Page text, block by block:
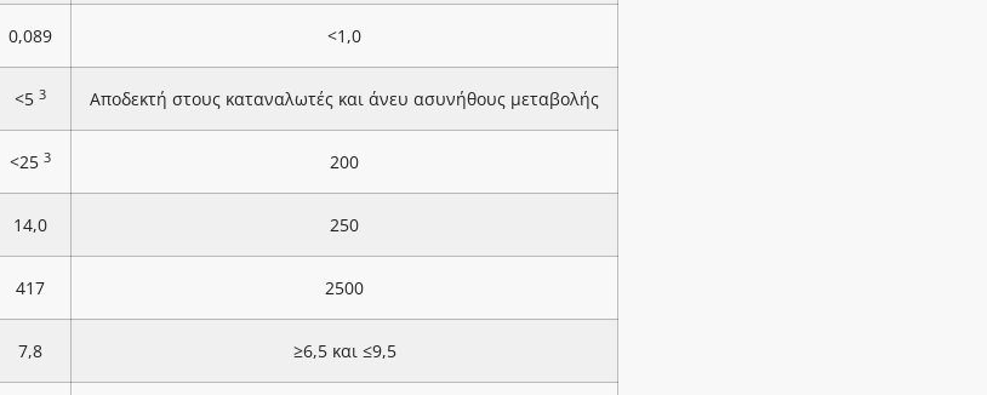
0,089 <1,0
<5 3 Αποδεκτή στους καταναλωτές και άνευ ασυνήθους μεταβολής
<25 3 200
14,0 250
417 2500
7,8 ≥6,5 και ≤9,5